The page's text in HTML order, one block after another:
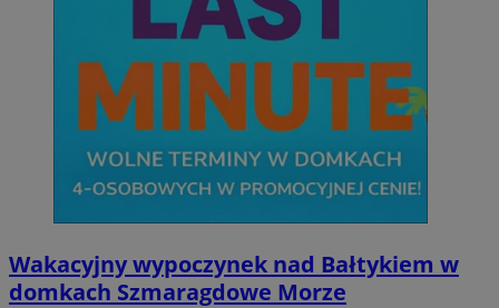
Wakacyjny wypoczynek nad Bałtykiem w
domkach Szmaragdowe Morze